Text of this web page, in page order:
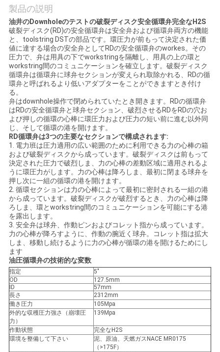
に
連
絡
し
な
さ
い
ニ
ュ
ー
ス
場
合
地
図
製品の説明
油井のDownholeのテストの破裂ディスク安全循環弁完全なH2S
破裂ディスク(RD)の安全循環弁は安全弁および循環弁両方の機能
と、toolstring DSTの部品です。環圧力が前もって決定された価
値に達する場合の安全弁としてRDの安全循環弁のworkes。その
圧力で、弁は用具の下でworkstringを隔離し、用具の上の環と
workstring間のコミュニケーションを確立します。破裂ディスク
循環弁は循環弁に球弁セクションが変えられ取除かれる、RDの循
環弁と呼ばれるより低いアダプターをことができますとき付け
る。
弁はdownhole操作で閉められていたとき開きます。RDの循環弁
はRDの安全循環弁と球弁セクション、破烈させるRDをRDの穴お
よび押しの循環の心棒に環圧力および圧力の短い前に進む以外同
じ、そして循環の港を開けます。
RD循環弁は3つの主要なセクションで構成されます:
1. 電力班は圧力適用の広い範囲のために利用できる力の心棒の箱
および破裂ディスクから成っています。破裂ディスクは前もって
決定された圧力で破烈しま、力の心棒の差動区域に適用されるよ
うに環圧力がします。力の心棒は降ろしま、最初に閉まる球弁を
押し次に一組の循環の港を開けます。
2. 循環セクションは力の心棒によって最初に密封される一組の港
から成っています。破裂ディスクが破烈するとき、力の心棒は降
ろしま、環とworkstring間のコミュニケーションを可能にする港
を露出します。
3. 安全弁は球弁、作動ピンおよびコレット指から成っています。
力の心棒が降ろすように、作動の腕近く球弁。コレット指は拡大
しま、移動し続けるように力の心棒が循環の港を開けるためにし
ます
油圧循環弁の技術的な変数
指定
5"
OD
127.5mm
ID
57mm
長さ
2312mm
働き圧力
105Mpa
外的な収穫圧力強さ（崩壊圧
力）
139Mpa
作動状態
完全なH2S
環境を整備して下さい
泥、原油、天燃ガスNACE MR0175
（>175F）